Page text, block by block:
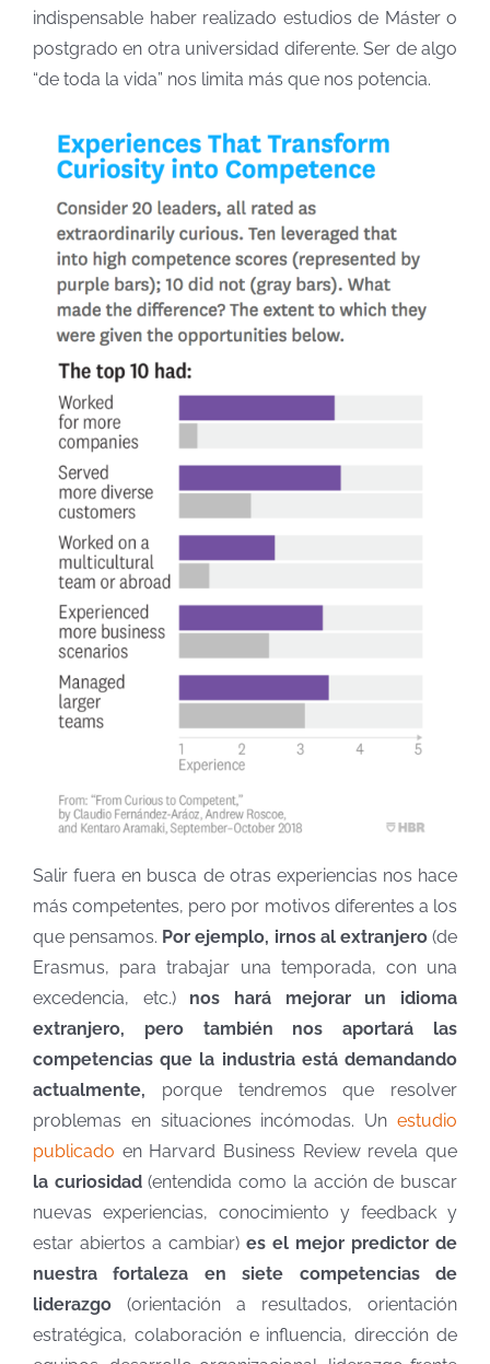
indispensable haber realizado estudios de Máster o
postgrado en otra universidad diferente. Ser de algo
“de toda la vida” nos limita más que nos potencia.
Salir fuera en busca de otras experiencias nos hace
más competentes, pero por motivos diferentes a los
que pensamos. Por ejemplo, irnos al extranjero(de
Erasmus, para trabajar una temporada, con una
excedencia, etc.)nos hará mejorar un idioma
extranjero, pero también nos aportará las
competencias que la industria está demandando
actualmente, porque tendremos que resolver
problemas en situaciones incómodas. Un estudio
publicado en Harvard Business Review revela que
la curiosidad(entendida como la acción de buscar
nuevas experiencias, conocimiento y feedback y
estar abiertos a cambiar) es el mejor predictor de
nuestra fortaleza en siete competencias de
liderazgo (orientación a resultados, orientación
estratégica, colaboración e influencia, dirección de